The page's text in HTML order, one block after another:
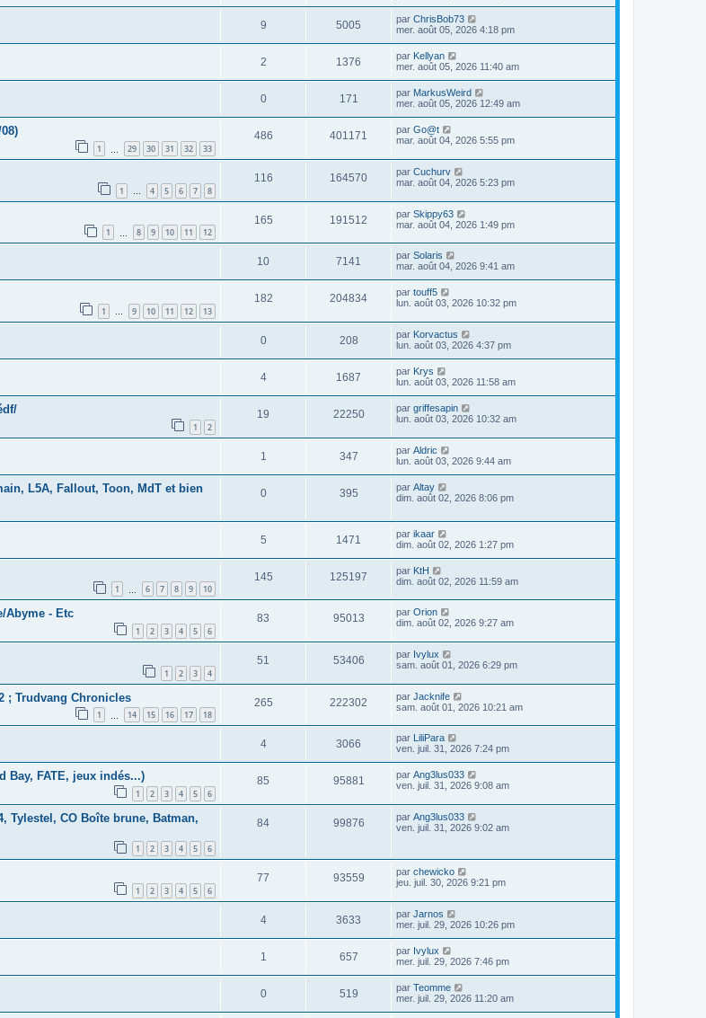
9 5005 par ChrisBob73
mer. août 05, 2026 4:18 pm
2 1376 par Kellyan
mer. août 05, 2026 11:40 am
0 171 par MarkusWeird
mer. août 05, 2026 12:49 am
1 29 30 31 32 33
486 401171 par Go@t
mar. août 04, 2026 5:55 pm
1 … 4 5 6 7 8
116 164570 par Cuchurv
mar. août 04, 2026 5:23 pm
1 8 9 10 11 12
165 191512 par Skippy63
mar. août 04, 2026 1:49 pm
10 7141 par Solaris
mar. août 04, 2026 9:41 am
1 … 9 10 11 12 13
182 204834 par touff5
lun. août 03, 2026 10:32 pm
0 208 par Korvactus
lun. août 03, 2026 4:37 pm
4 1687 par Krys
lun. août 03, 2026 11:58 am
1 2
19 22250 par griffesapin
lun. août 03, 2026 10:32 am
1 347 par Aldric
lun. août 03, 2026 9:44 am
L5A, Fallout, Toon, MdT et bien
0 395 par Altay
dim. août 02, 2026 8:06 pm
5 1471 par ikaar
dim. août 02, 2026 1:27 pm
1 6 7 8 9 10
145 125197 par KtH
dim. août 02, 2026 11:59 am
Abyme - Etc
1 2 3 4 5 6
83 95013 par Orion
dim. août 02, 2026 9:27 am
1 2 3 4
51 53406 par Ivylux
sam. août 01, 2026 6:29 pm
; Trudvang Chronicles
1 14 15 16 17 18
265 222302 par Jacknife
sam. août 01, 2026 10:21 am
4 3066 par LiliPara
ven. juil. 31, 2026 7:24 pm
Bay, FATE, jeux indés...)
1 2 3 4 5 6
85 95881 par Ang3lus033
ven. juil. 31, 2026 9:08 am
Tylestel, CO Boîte brune, Batman,
1 2 3 4 5 6
84 99876 par Ang3lus033
ven. juil. 31, 2026 9:02 am
1 2 3 4 5 6
77 93559 par chewicko
jeu. juil. 30, 2026 9:21 pm
4 3633 par Jarnos
mer. juil. 29, 2026 10:26 pm
1 657 par Ivylux
mer. juil. 29, 2026 7:46 pm
0 519 par Teomme
mer. juil. 29, 2026 11:20 am